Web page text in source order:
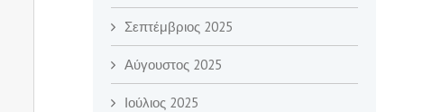
Σεπτέμβριος 2025
Αύγουστος 2025
Ιούλιος 2025